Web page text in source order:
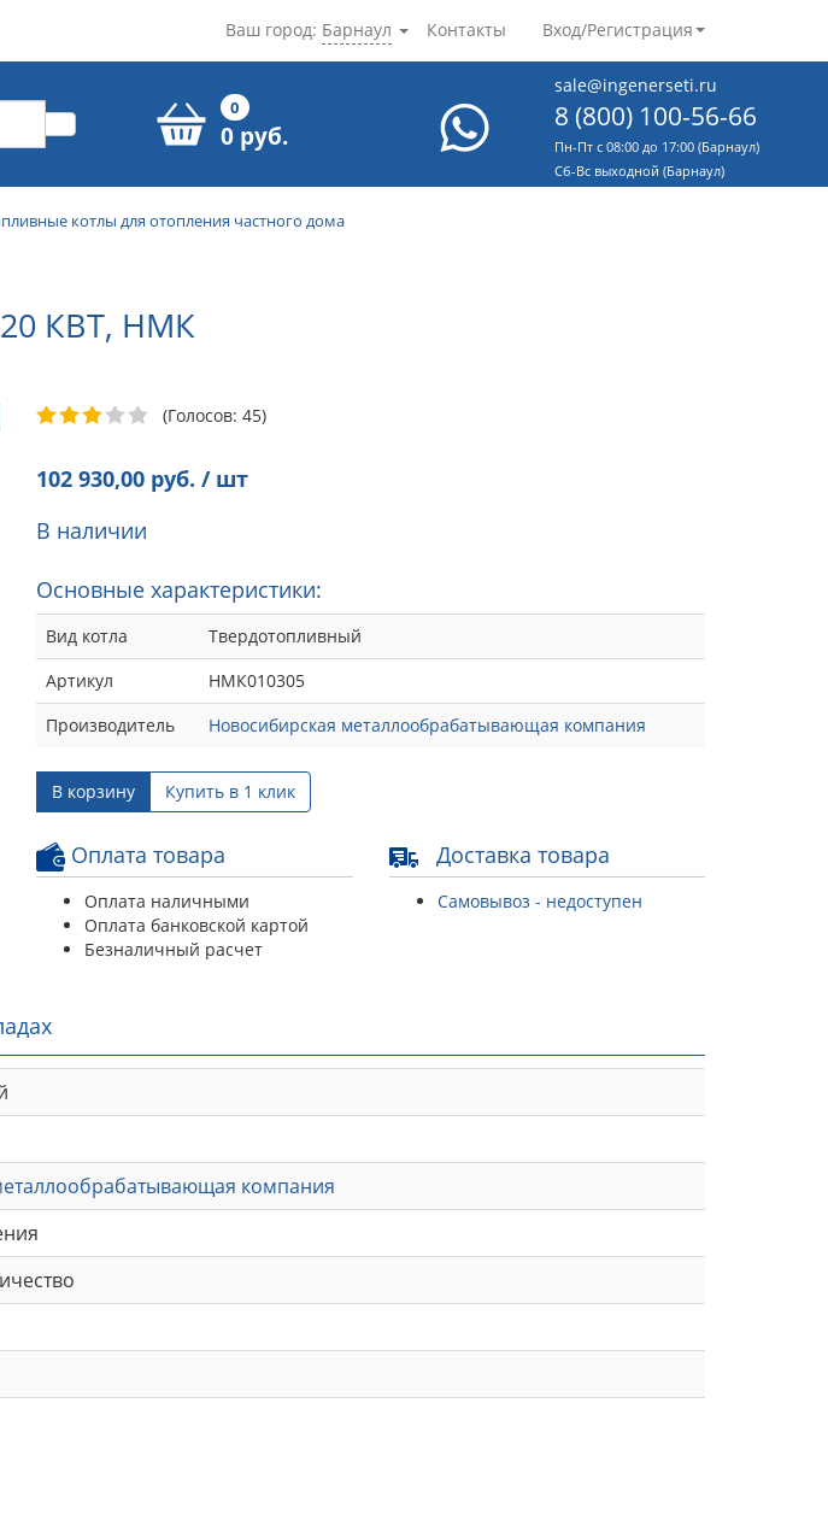
Контакты Вход/Регистрация
Ваш город: Барнаул
0
0 руб.
sale@ingenerseti.ru
8 (800) 100-56-66
Пн-Пт с 08:00 до 17:00 (Барнаул)
Cб-Вс выходной (Барнаул)
котлы для отопления частного дома
КВТ, НМК
(Голосов: 45)
102 930,00 руб. / шт
В наличии
Основные характеристики:
Вид котла
Твердотопливный
Артикул
НМК010305
Производитель
Новосибирская металлообрабатывающая компания
В корзину Купить в 1 клик
Оплата товара
Оплата наличными
Оплата банковской картой
Безналичный расчет
Доставка товара
Самовывоз - недоступен
компания